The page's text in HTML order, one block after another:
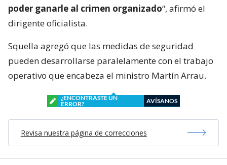
poder ganarle al crimen organizado“, afirmó el
dirigente oficialista.
Squella agregó que las medidas de seguridad
pueden desarrollarse paralelamente con el trabajo
operativo que encabeza el ministro Martín Arrau.
¿ENCONTRASTE UN
ERROR?
AVÍSANOS
Revisa nuestra página de correcciones